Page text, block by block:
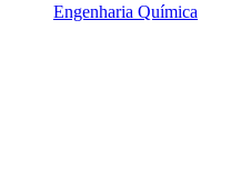
Engenharia Química